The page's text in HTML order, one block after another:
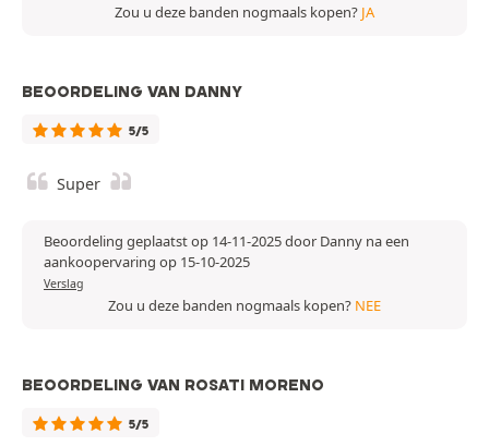
Zou u deze banden nogmaals kopen? JA
BEOORDELING VAN DANNY
5/5
Super
Beoordeling geplaatst op 14-11-2025 door Danny na een
aankoopervaring op 15-10-2025
Verslag
Zou u deze banden nogmaals kopen? NEE
BEOORDELING VAN ROSATI MORENO
5/5